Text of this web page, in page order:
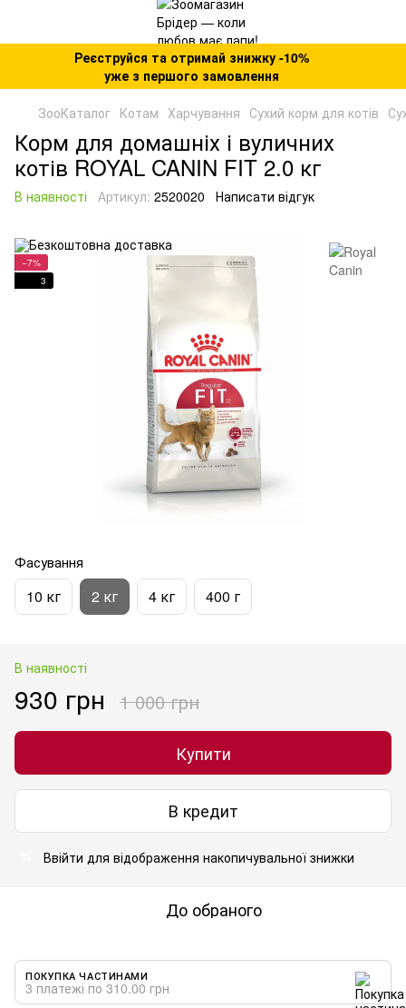
Реєструйся та отримай знижку -10%
уже з першого замовлення
ЗооКаталог Котам Харчування Сухий корм для котів
Корм для домашніх і вуличних
котів ROYAL CANIN FIT 2.0 кг
В наявності Артикул: 2520020 Написати відгук
−7%
3
Фасування
10 кг 2 кг 4 кг 400 г
В наявності
930 грн 1 000 грн
Купити
В кредит
Ввійти для відображення накопичувальної знижки
До обраного
ПОКУПКА ЧАСТИНАМИ
3 платежі по 310.00 грн